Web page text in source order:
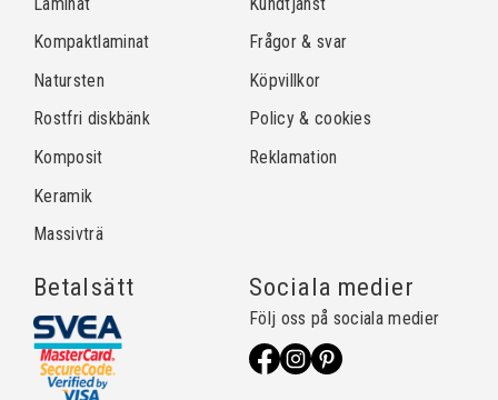
Kompaktlaminat
Natursten
Rostfri diskbänk
Komposit
Keramik
Massivträ
Frågor & svar
Köpvillkor
Policy & cookies
Reklamation
Betalsätt Sociala medier
Följ oss på sociala medier